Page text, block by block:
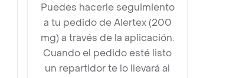
Puedes hacerle seguimiento
a tu pedido de Alertex (200
mg) a través de la aplicación.
Cuando el pedido esté listo
un repartidor te lo llevará al